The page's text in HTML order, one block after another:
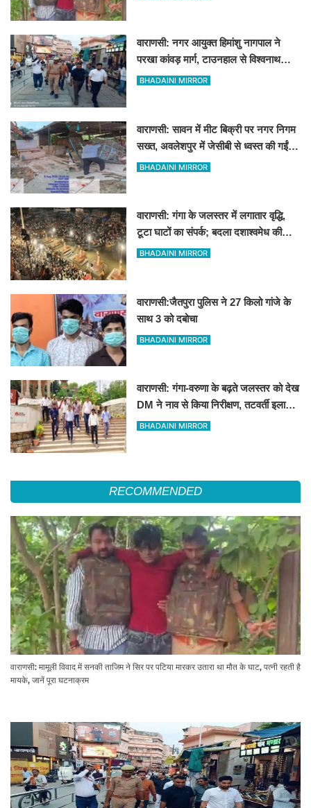
वाराणसी: नगर आयुक्त हिमांशु नागपाल ने
परखा कांवड़ मार्ग, टाउनहाल से विश्वनाथ
मंदिर तक किया पैदल और गोल्फ कार्ट से
BHADAINI MIRROR
वाराणसी: सावन में मीट बिक्री पर नगर निगम
सख्त, अवलेशपुर में जेसीबी से ध्वस्त की गईं
12 दुकानें
BHADAINI MIRROR
वाराणसी: गंगा के जलस्तर में लगातार वृद्धि,
टूटा घाटों का संपर्क; बदला दशाश्वमेध की
विश्वप्रसिद्ध महाआरती का स्थान
BHADAINI MIRROR
वाराणसी:जैतपुरा पुलिस ने 27 किलो गांजे के
साथ 3 को दबोचा
BHADAINI MIRROR
वाराणसी: गंगा-वरुणा के बढ़ते जलस्तर को देख
DM ने नाव से किया निरीक्षण, तटवर्ती इलाकों
के लिए अलर्ट जारी
BHADAINI MIRROR
RECOMMENDED
वाराणसी: मामूली विवाद में सनकी ताजिम ने सिर पर पटिया मारकर उतारा था मौत के घाट, पत्नी रहती है
मायके, जानें पूरा घटनाक्रम